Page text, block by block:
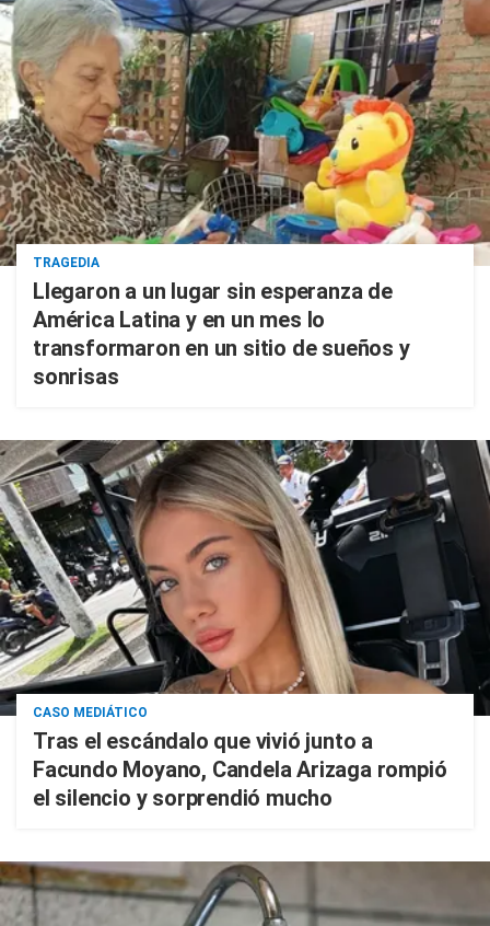
TRAGEDIA
Llegaron a un lugar sin esperanza de
América Latina y en un mes lo
transformaron en un sitio de sueños y
sonrisas
CASO MEDIÁTICO
Tras el escándalo que vivió junto a
Facundo Moyano, Candela Arizaga rompió
el silencio y sorprendió mucho